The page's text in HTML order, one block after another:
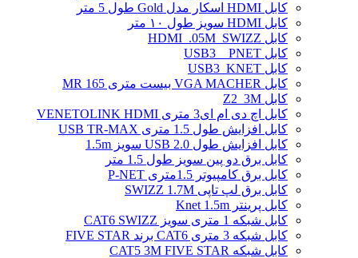
کابل HDMI اسکار مدل Gold طول 5 متر
کابل HDMI سویز طول ۱۰ متر
کابل HDMI_.05M_SWIZZ
کابل USB3 _ PNET
کابل USB3_KNET
کابل VGA MACHER بیست متری MR 165
کابل Z2_3M
کابل اچ دی ام ای3 متری VENETOLINK HDMI
کابل افزایش طول 1.5 متری USB TR-MAX
کابل افزایش طول USB 2.0 سویز 1.5m
کابل برق دو پین سویز طول 1.5 متر
کابل برق کامپیوتر 1.5ﻣﺘﺮی P-NET
کابل برق لپ تاپی SWIZZ 1.7M
کابل پرینتر Knet 1.5m
کابل شبکه 1 متری سویز CAT6 SWIZZ
کابل شبکه 3 متری CAT6 برند FIVE STAR
کابل شبکه CAT5 3M FIVE STAR